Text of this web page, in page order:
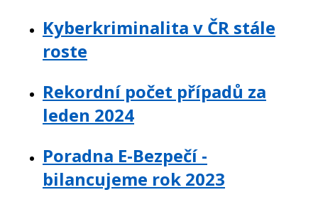
Kyberkriminalita v ČR stále
roste
Rekordní počet případů za
leden 2024
Poradna E-Bezpečí -
bilancujeme rok 2023